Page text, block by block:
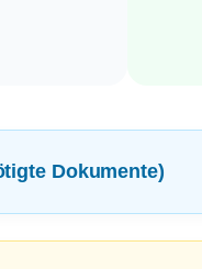
Dokumente)